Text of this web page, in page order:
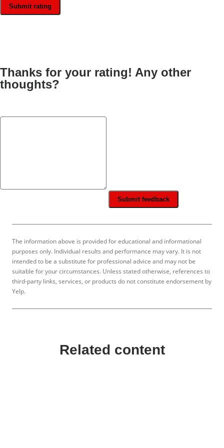
Submit rating
Thanks for your rating! Any other
thoughts?
Submit feedback
The information above is provided for educational and informational
purposes only. Individual results and performance may vary. It is not
intended to be a substitute for professional advice and may not be
suitable for your circumstances. Unless stated otherwise, references to
third-party links, services, or products do not constitute endorsement by
Yelp.
Related content